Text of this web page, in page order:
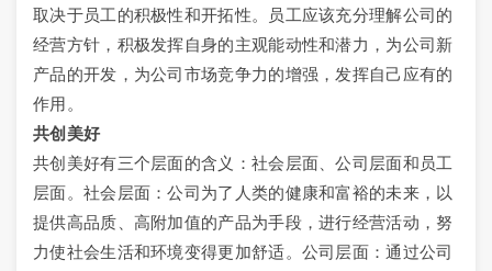
取决于员工的积极性和开拓性。员工应该充分理解公司的
经营方针，积极发挥自身的主观能动性和潜力，为公司新
产品的开发，为公司市场竞争力的增强，发挥自己应有的
作用。
共创美好
共创美好有三个层面的含义：社会层面、公司层面和员工
层面。社会层面：公司为了人类的健康和富裕的未来，以
提供高品质、高附加值的产品为手段，进行经营活动，努
力使社会生活和环境变得更加舒适。公司层面：通过公司